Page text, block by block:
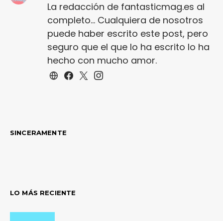
La redacción de fantasticmag.es al
completo... Cualquiera de nosotros
puede haber escrito este post, pero
seguro que el que lo ha escrito lo ha
hecho con mucho amor.
SINCERAMENTE
LO MÁS RECIENTE